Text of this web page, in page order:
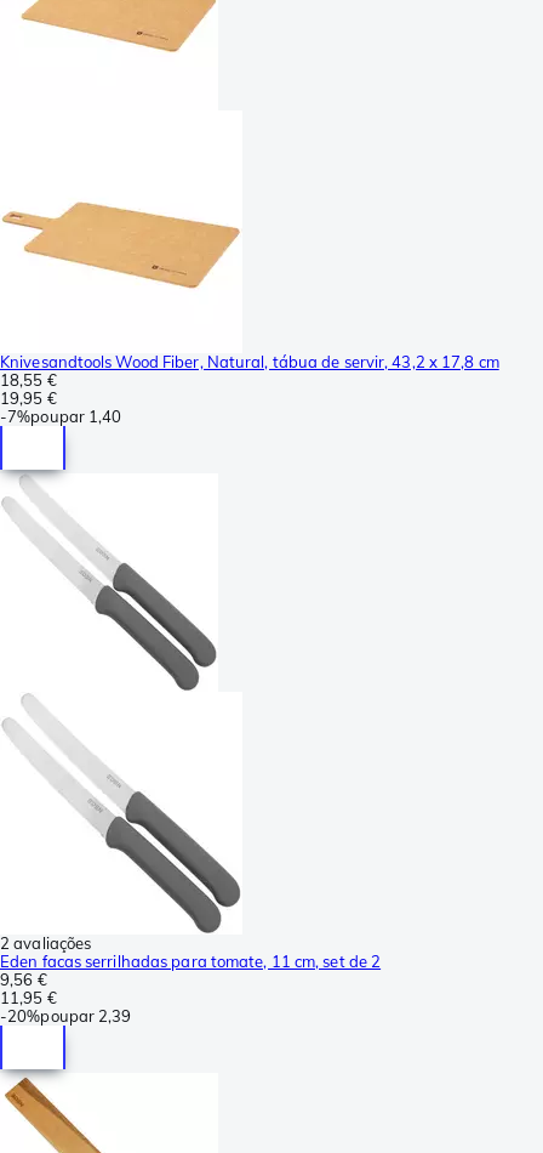
Knivesandtools Wood Fiber, Natural, tábua de servir, 43,2 x 17,8 cm
18,55 €
19,95 €
-7%poupar 1,40
2 avaliações
Eden facas serrilhadas para tomate, 11 cm, set de 2
9,56 €
11,95 €
-20%poupar 2,39